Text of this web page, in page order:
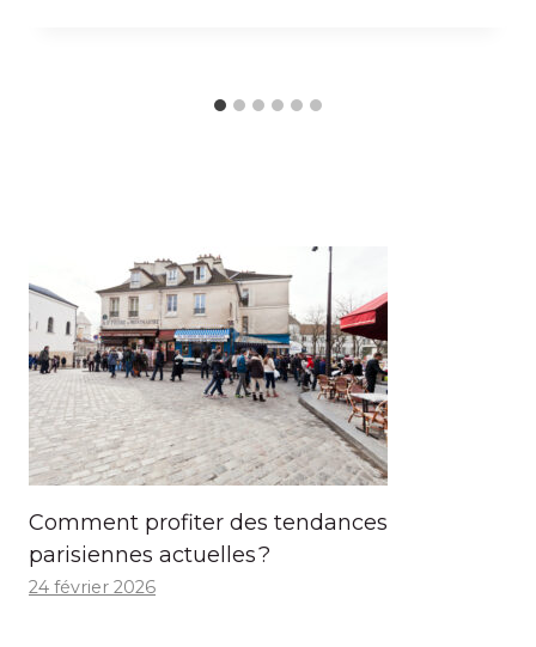
Comment profiter des tendances
parisiennes actuelles ?
24 février 2026